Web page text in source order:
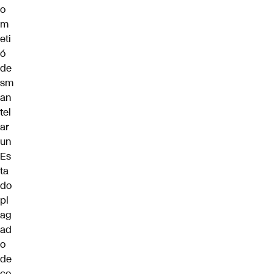
o
m
eti
ó
de
sm
an
tel
ar
un
Es
ta
do
pl
ag
ad
o
de